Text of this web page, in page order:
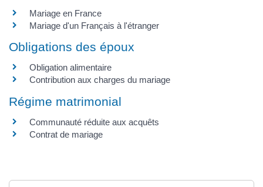
Mariage en France
Mariage d'un Français à l'étranger
Obligations des époux
Obligation alimentaire
Contribution aux charges du mariage
Régime matrimonial
Communauté réduite aux acquêts
Contrat de mariage